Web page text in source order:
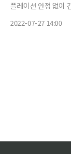
플레이션 안정 없이
2022-07-27 14:00